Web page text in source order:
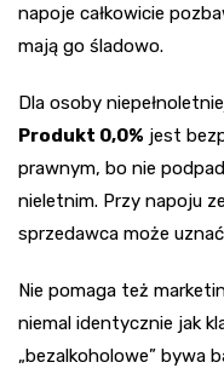
napoje całkowicie
mają go śladowo.
Dla osoby
Produkt 0,0% jest
prawnym, bo nie
nieletnim. Przy napoju
sprzedawca może
Nie pomaga też
niemal identycznie jak
„bezalkoholowe” bywa